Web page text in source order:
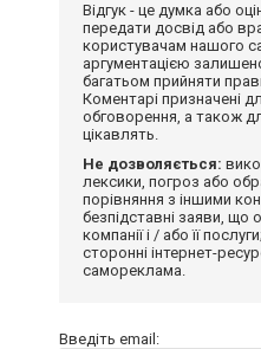
Відгук - це думка або
передати досвід або
користувачам нашого
аргументацією
багатьом прийняти
Коментарі призначені
обговорення, а також
цікавлять.
Не дозволяється:
лексики, погроз або
порівняння з іншими
безпідставні заяви, що
компанії і / або її
сторонні інтернет-
самореклама.
Введіть email: